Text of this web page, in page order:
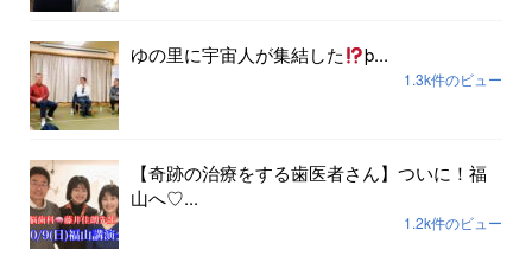
ゆの里に宇宙人が集結した þ...
1.3k件のビュー
【奇跡の治療をする歯医者さん】ついに！福
山へ♡...
1.2k件のビュー